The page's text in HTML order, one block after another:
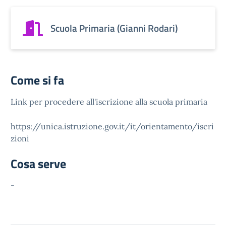
Scuola Primaria (Gianni Rodari)
Come si fa
Link per procedere all'iscrizione alla scuola primaria
https://unica.istruzione.gov.it/it/orientamento/iscri
zioni
Cosa serve
-